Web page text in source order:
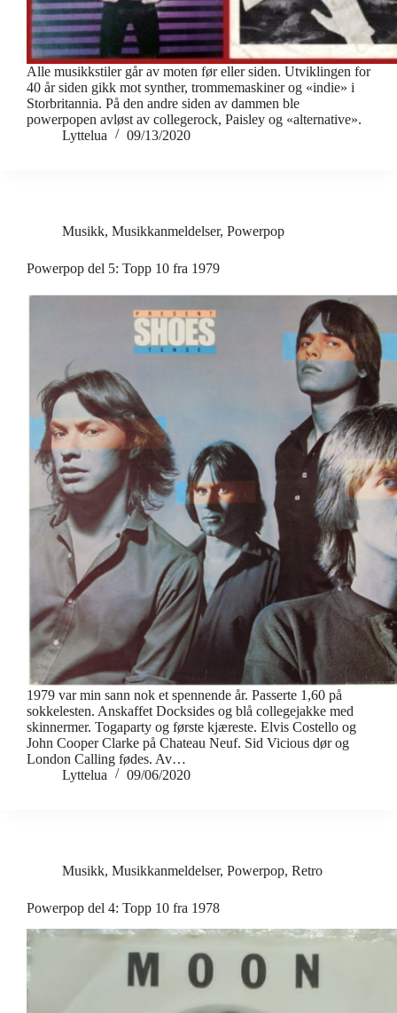
Alle musikkstiler går av moten før eller siden. Utviklingen for
40 år siden gikk mot synther, trommemaskiner og «indie» i
Storbritannia. På den andre siden av dammen ble
powerpopen avløst av collegerock, Paisley og «alternative».
Lyttelua
09/13/2020
Musikk, Musikkanmeldelser, Powerpop
Powerpop del 5: Topp 10 fra 1979
1979 var min sann nok et spennende år. Passerte 1,60 på
sokkelesten. Anskaffet Docksides og blå collegejakke med
skinnermer. Togaparty og første kjæreste. Elvis Costello og
John Cooper Clarke på Chateau Neuf. Sid Vicious dør og
London Calling fødes. Av…
Lyttelua
09/06/2020
Musikk, Musikkanmeldelser, Powerpop, Retro
Powerpop del 4: Topp 10 fra 1978